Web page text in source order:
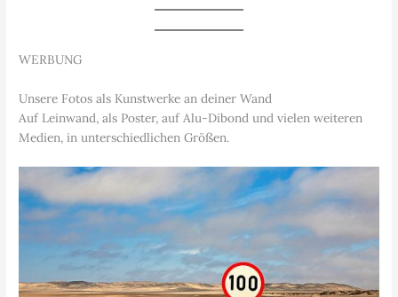
WERBUNG
Unsere Fotos als Kunstwerke an deiner Wand
Auf Leinwand, als Poster, auf Alu-Dibond und vielen weiteren
Medien, in unterschiedlichen Größen.